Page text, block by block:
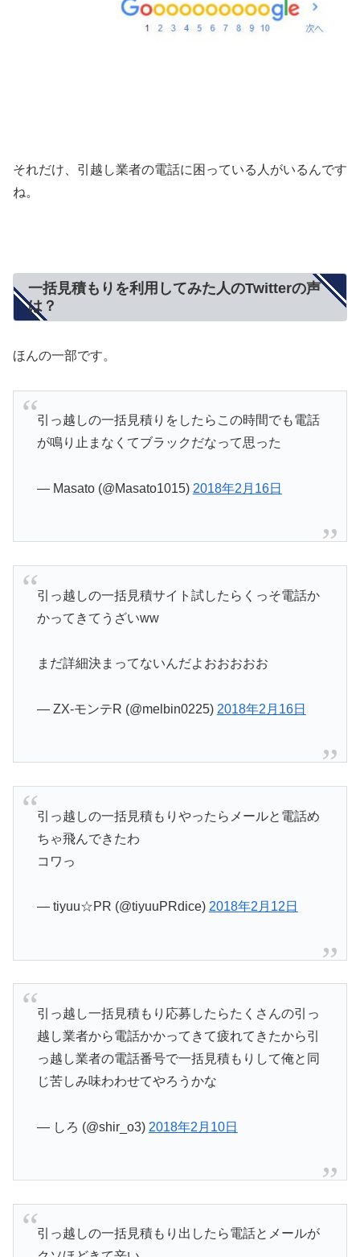
それだけ、引越し業者の電話に困っている人がいるんです
ね。
一括見積もりを利用してみた人のTwitterの声
は？
ほんの一部です。
引っ越しの一括見積りをしたらこの時間でも電話
が鳴り止まなくてブラックだなって思った
— Masato (@Masato1015) 2018年2月16日
引っ越しの一括見積サイト試したらくっそ電話か
かってきてうざいww
まだ詳細決まってないんだよおおおおお
— ZX-モンテR (@melbin0225) 2018年2月16日
引っ越しの一括見積もりやったらメールと電話め
ちゃ飛んできたわ
コワっ
— tiyuu☆PR (@tiyuuPRdice) 2018年2月12日
引っ越し一括見積もり応募したらたくさんの引っ
越し業者から電話かかってきて疲れてきたから引
っ越し業者の電話番号で一括見積もりして俺と同
じ苦しみ味わわせてやろうかな
— しろ (@shir_o3) 2018年2月10日
引っ越しの一括見積もり出したら電話とメールが